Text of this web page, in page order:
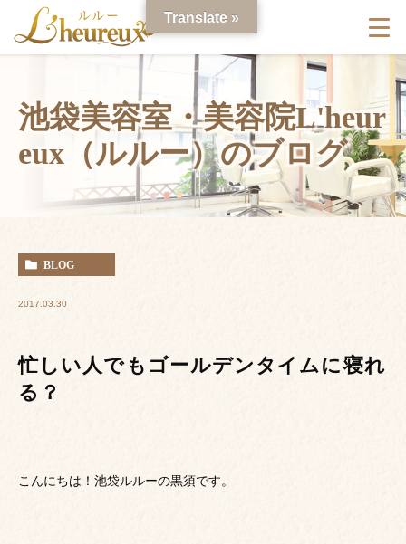
池袋美容室・美容院L'heur
eux（ルルー）のブログ
BLOG
2017.03.30
忙しい人でもゴールデンタイムに寝れ
る？
こんにちは！池袋ルルーの黒須です。
Translate »